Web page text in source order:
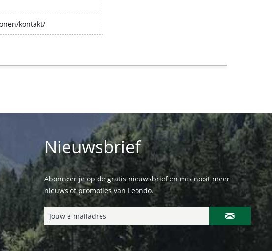
kontakt/
Nieuwsbrief
Abonneer je op de gratis nieuwsbrief en mis nooit meer
nieuws of promoties van Leondo.